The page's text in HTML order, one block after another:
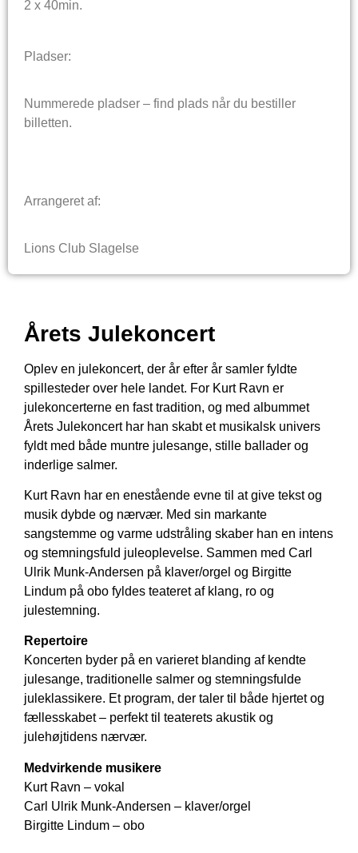
Årets Julekoncert
Oplev en julekoncert, der år efter år samler fyldte
spillesteder over hele landet. For Kurt Ravn er
julekoncerterne en fast tradition, og med albummet
Årets Julekoncert har han skabt et musikalsk univers
fyldt med både muntre julesange, stille ballader og
inderlige salmer.
Kurt Ravn har en enestående evne til at give tekst og
musik dybde og nærvær. Med sin markante
sangstemme og varme udstråling skaber han en intens
og stemningsfuld juleoplevelse. Sammen med Carl
Ulrik Munk-Andersen på klaver/orgel og Birgitte
Lindum på obo fyldes teateret af klang, ro og
julestemning.
Repertoire
Koncerten byder på en varieret blanding af kendte
julesange, traditionelle salmer og stemningsfulde
juleklassikere. Et program, der taler til både hjertet og
fællesskabet – perfekt til teaterets akustik og
julehøjtidens nærvær.
Medvirkende musikere
Kurt Ravn – vokal
Carl Ulrik Munk-Andersen – klaver/orgel
Birgitte Lindum – obo
2 x 40min.
Pladser:
Nummerede pladser – find plads når du bestiller
billetten.
Arrangeret af:
Lions Club Slagelse